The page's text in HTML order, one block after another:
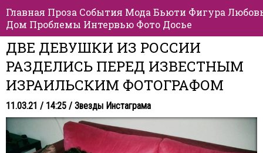
Главная Проза События Мода Бьюти Фигура
Дом Проблемы Интервью Фото Досье
ДВЕ ДЕВУШКИ ИЗ РОССИИ
РАЗДЕЛИСЬ ПЕРЕД ИЗВЕСТНЫМ
ИЗРАИЛЬСКИМ ФОТОГРАФОМ
11.03.21 / 14:25 / Звезды Инстаграма